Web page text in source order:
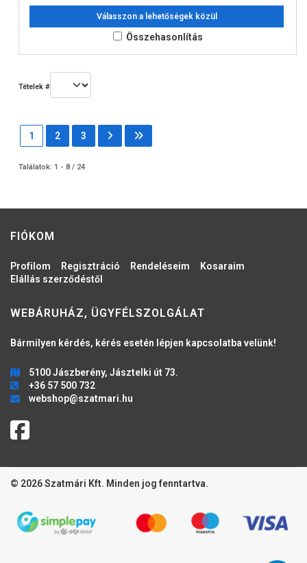
Válasszon a lehetőségek közül
Összehasonlítás
Tételek #
1 2 3
Találatok: 1 - 8 / 24
FIÓKOM
Profilom Regisztráció Rendeléseim
Kosaraim
Elállás szerződéstől
WEBÁRUHÁZ, ÜGYFÉLSZOLGÁLAT
Bármilyen kérdés, kérés esetén lépjen kapcsolatba velünk!
5100 Jászberény, Jásztelki út 73.
+36 57 500 732
webshop@szatmari.hu
© 2026 Szatmári Kft. Minden jog fenntartva.